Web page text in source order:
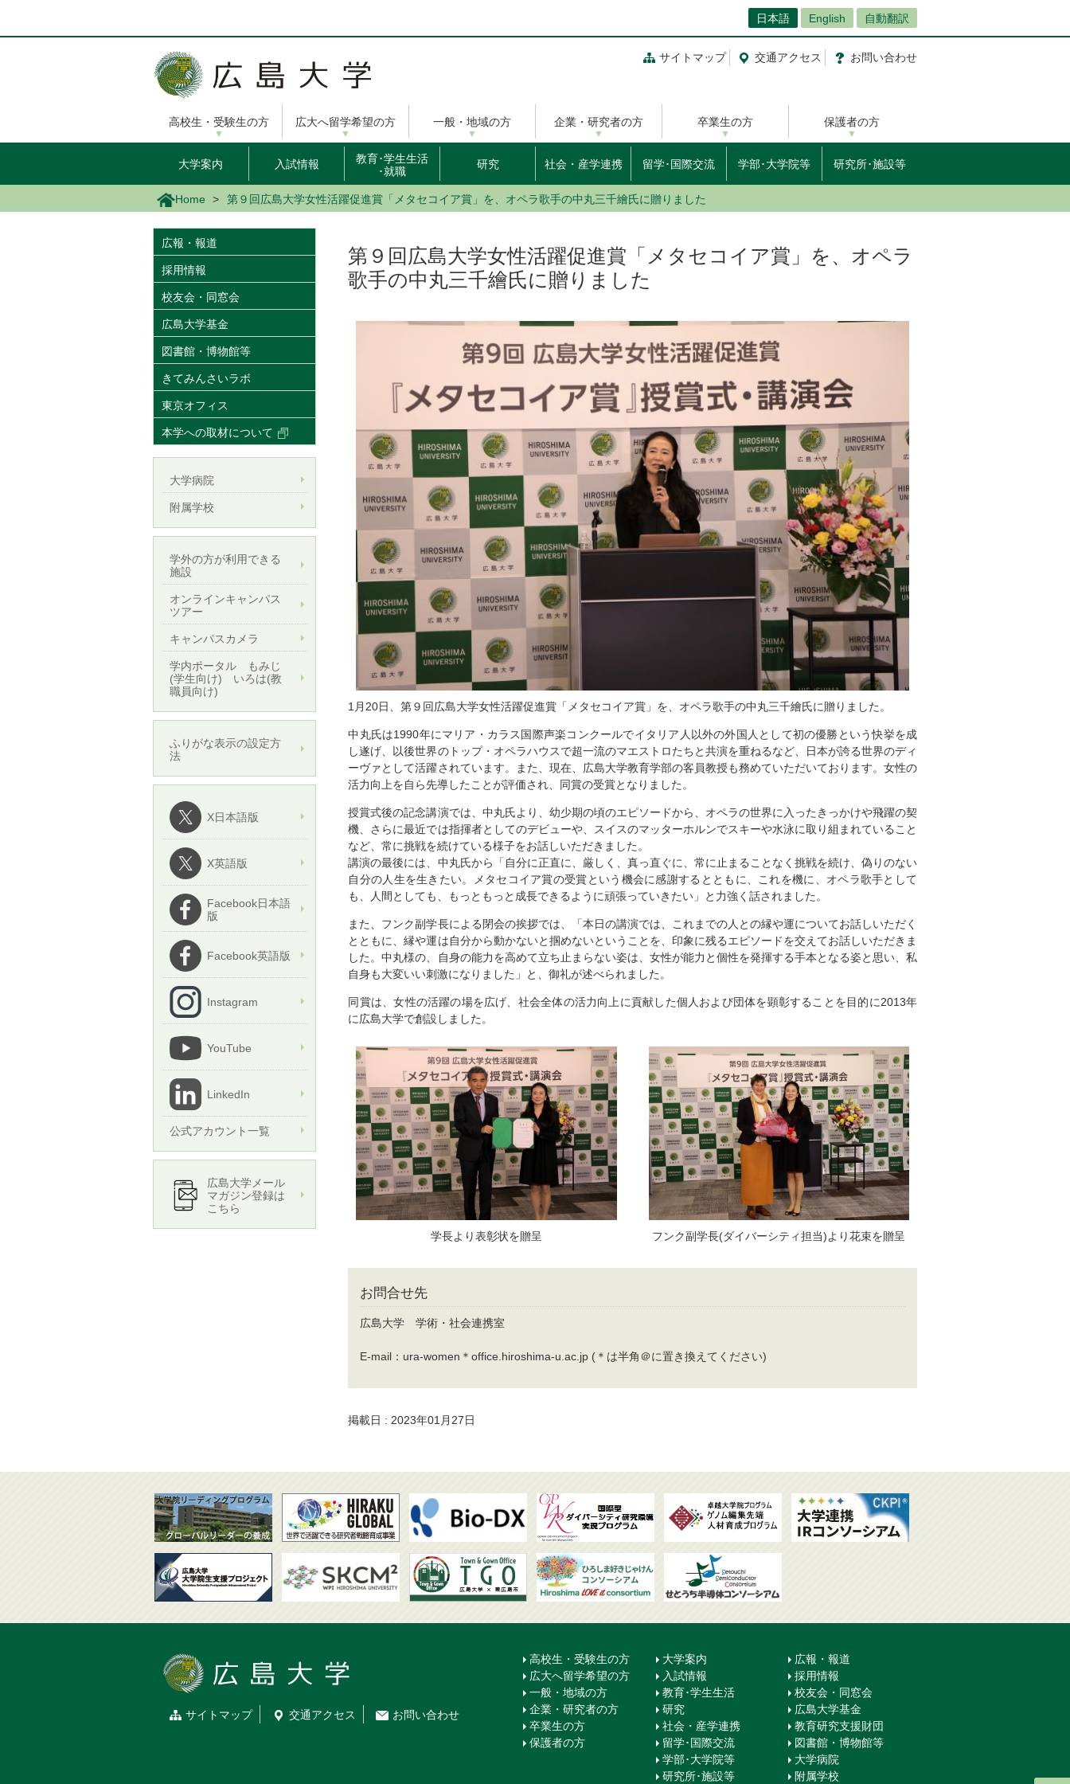
ン
に
日本語 English 自動翻訳
サイトマップ 交通アクセス お問い合わせ
高校生・受験生の方 広大へ留学希望の方 一般・地域の方 企業・研究者の方 卒業生の方 保護者の方
大学案内 入試情報
教育･学生生活
･就職
研究 社会・産学連携 留学･国際交流 学部･大学院等 研究所･施設等
Home 第９回広島大学女性活躍促進賞「メタセコイア賞」を、オペラ歌手の中丸三千繪氏に贈りました
第９回広島大学女性活躍促進賞「メタセコイア賞」を、オペラ
歌手の中丸三千繪氏に贈りました
1月20日、第９回広島大学女性活躍促進賞「メタセコイア賞」を、オペラ歌手の中丸三千繪氏に贈りました。
中丸氏は1990年にマリア・カラス国際声楽コンクールでイタリア人以外の外国人として初の優勝という快挙を成
し遂げ、以後世界のトップ・オペラハウスで超一流のマエストロたちと共演を重ねるなど、日本が誇る世界のディ
ーヴァとして活躍されています。また、現在、広島大学教育学部の客員教授も務めていただいております。女性の
活力向上を自ら先導したことが評価され、同賞の受賞となりました。
授賞式後の記念講演では、中丸氏より、幼少期の頃のエピソードから、オペラの世界に入ったきっかけや飛躍の契
機、さらに最近では指揮者としてのデビューや、スイスのマッターホルンでスキーや水泳に取り組まれていること
など、常に挑戦を続けている様子をお話しいただきました。
講演の最後には、中丸氏から「自分に正直に、厳しく、真っ直ぐに、常に止まることなく挑戦を続け、偽りのない
自分の人生を生きたい。メタセコイア賞の受賞という機会に感謝するとともに、これを機に、オペラ歌手として
も、人間としても、もっともっと成長できるように頑張っていきたい」と力強く話されました。
また、フンク副学長による閉会の挨拶では、「本日の講演では、これまでの人との縁や運についてお話しいただく
とともに、縁や運は自分から動かないと掴めないということを、印象に残るエピソードを交えてお話しいただきま
した。中丸様の、自身の能力を高めて立ち止まらない姿は、女性が能力と個性を発揮する手本となる姿と思い、私
自身も大変いい刺激になりました」と、御礼が述べられました。
同賞は、女性の活躍の場を広げ、社会全体の活力向上に貢献した個人および団体を顕彰することを目的に2013年
に広島大学で創設しました。
学長より表彰状を贈呈 フンク副学長(ダイバーシティ担当)より花束を贈呈
お問合せ先
広島大学 学術・社会連携室
E-mail：ura-women＊office.hiroshima-u.ac.jp (＊は半角＠に置き換えてください)
掲載日 : 2023年01月27日
広報・報道
採用情報
校友会・同窓会
広島大学基金
図書館・博物館等
きてみんさいラボ
東京オフィス
本学への取材について
大学病院
附属学校
学外の方が利用できる
施設
オンラインキャンパス
ツアー
キャンパスカメラ
学内ポータル もみじ
(学生向け) いろは(教
職員向け)
ふりがな表示の設定方
法
X日本語版
X英語版
Facebook日本語
版
Facebook英語版
Instagram
YouTube
LinkedIn
公式アカウント一覧
広島大学メール
マガジン登録は
こちら
高校生・受験生の方
広大へ留学希望の方
一般・地域の方
企業・研究者の方
卒業生の方
保護者の方
大学案内
入試情報
教育･学生生活
研究
社会・産学連携
留学･国際交流
学部･大学院等
研究所･施設等
広報・報道
採用情報
校友会・同窓会
広島大学基金
教育研究支援財団
図書館・博物館等
大学病院
附属学校
サイトマップ 交通アクセス お問い合わせ